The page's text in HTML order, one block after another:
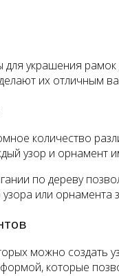
украшения
их отличным
количество
узор и орнамент
по дереву
или орнамента
можно создать
которые